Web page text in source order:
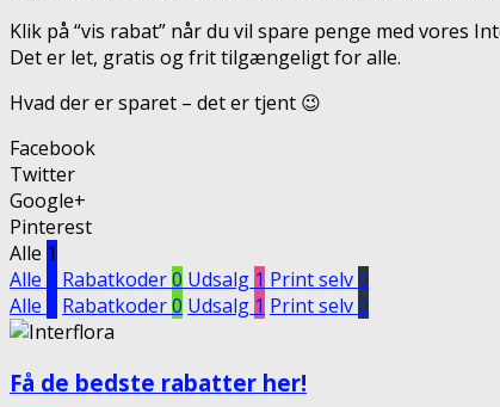
Klik på “vis rabat” når du vil spare penge med vores
Det er let, gratis og frit tilgængeligt for alle.
Hvad der er sparet – det er tjent 😉
Facebook
Twitter
Google+
Pinterest
Alle 1
Alle
Rabatkoder0 Udsalg 1 Print selv0
Alle
Rabatkoder0 Udsalg 1 Print selv0
Få de bedste rabatter her!